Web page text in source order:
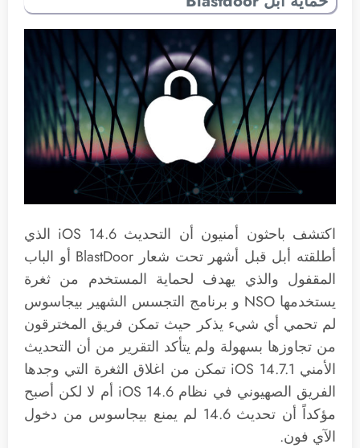
اكتشف باحثون أمنيون أن التحديث iOS 14.6 الذي
أطلقته أبل قبل أشهر تحت شعار BlastDoor أو الباب
المقفول والذي يهدف لحماية المستخدم من ثغرة
يستخدمها NSO و برنامج التجسس الشهير بيجاسوس
لم تحمي أي شيء يذكر حيث تمكن فريق المخترقون
من تجاوزها بسهولة ولم يتأكد التقرير من أن التحديث
الأمني iOS 14.7.1 تمكن من اغلاق الثغرة التي وجدها
الفريق الصهيوني في نظام iOS 14.6 أم لا لكن أصبح
مؤكداً أن تحديث 14.6 لم يمنع بيجاسوس من دخول
الآي فون.